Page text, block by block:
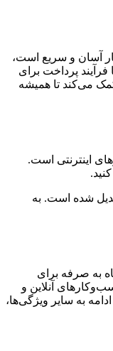
آسان و سریع است،
پرداخت برای
می‌کند تا همیشه
اینترنتی است.
شده است. به
به صرفه برای
آنلاین و
به سایر ویژگی‌ها،